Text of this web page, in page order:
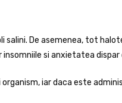
De asemenea, tot
insomniile si anxietatea
iar daca este